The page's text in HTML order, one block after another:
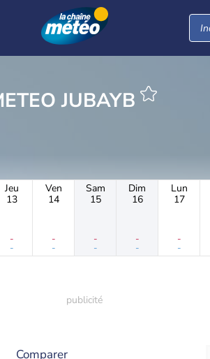
METEO JUBAYB
Jeu
13
-
-
Ven
14
-
-
Sam
15
-
-
Dim
16
-
-
Lun
17
-
-
Comparer